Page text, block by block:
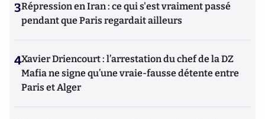
3Répression en Iran : ce qui s'est vraiment passé
pendant que Paris regardait ailleurs
4Xavier Driencourt : l’arrestation du chef de la DZ
Mafia ne signe qu’une vraie-fausse détente entre
Paris et Alger